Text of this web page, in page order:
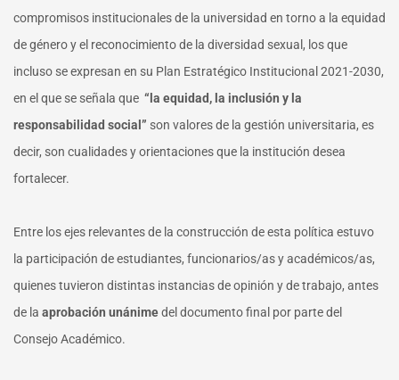
compromisos institucionales de la universidad en torno a la equidad
de género y el reconocimiento de la diversidad sexual, los que
incluso se expresan en su Plan Estratégico Institucional 2021-2030,
en el que se señala que “la equidad, la inclusión y la
responsabilidad social” son valores de la gestión universitaria, es
decir, son cualidades y orientaciones que la institución desea
fortalecer.
Entre los ejes relevantes de la construcción de esta política estuvo
la participación de estudiantes, funcionarios/as y académicos/as,
quienes tuvieron distintas instancias de opinión y de trabajo, antes
de la aprobación unánimedel documento final por parte del
Consejo Académico.